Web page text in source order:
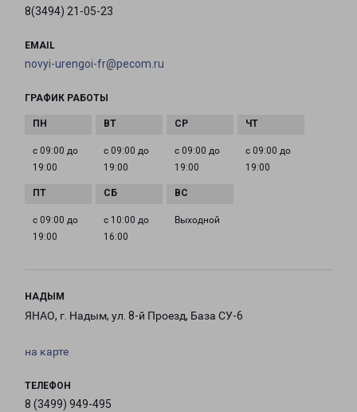
8(3494) 21-05-23
EMAIL
novyi-urengoi-fr@pecom.ru
ГРАФИК РАБОТЫ
с 09:00 до
19:00
с 09:00 до
19:00
с 09:00 до
19:00
с 09:00 до
19:00
с 09:00 до
19:00
с 10:00 до
16:00
Выходной
НАДЫМ
ЯНАО, г. Надым, ул. 8-й Проезд, База СУ-6
на карте
ТЕЛЕФОН
8 (3499) 949-495